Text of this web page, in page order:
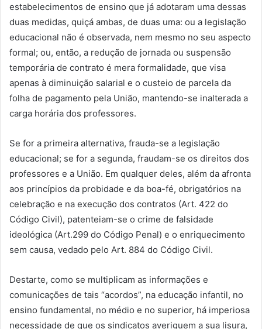
estabelecimentos de ensino que já adotaram uma dessas
duas medidas, quiçá ambas, de duas uma: ou a legislação
educacional não é observada, nem mesmo no seu aspecto
formal; ou, então, a redução de jornada ou suspensão
temporária de contrato é mera formalidade, que visa
apenas à diminuição salarial e o custeio de parcela da
folha de pagamento pela União, mantendo-se inalterada a
carga horária dos professores.
Se for a primeira alternativa, frauda-se a legislação
educacional; se for a segunda, fraudam-se os direitos dos
professores e a União. Em qualquer deles, além da afronta
aos princípios da probidade e da boa-fé, obrigatórios na
celebração e na execução dos contratos (Art. 422 do
Código Civil), patenteiam-se o crime de falsidade
ideológica (Art.299 do Código Penal) e o enriquecimento
sem causa, vedado pelo Art. 884 do Código Civil.
Destarte, como se multiplicam as informações e
comunicações de tais “acordos”, na educação infantil, no
ensino fundamental, no médio e no superior, há imperiosa
necessidade de que os sindicatos averiguem a sua lisura,